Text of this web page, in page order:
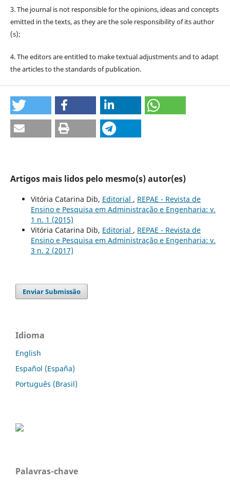
3. The journal is not responsible for the opinions, ideas and concepts
emitted in the texts, as they are the sole responsibility of its author
(s);
4. The editors are entitled to make textual adjustments and to adapt
the articles to the standards of publication.
Artigos mais lidos pelo mesmo(s) autor(es)
Vitória Catarina Dib, Editorial , REPAE - Revista de
Ensino e Pesquisa em Administração e Engenharia: v.
1 n. 1 (2015)
Vitória Catarina Dib, Editorial , REPAE - Revista de
Ensino e Pesquisa em Administração e Engenharia: v.
3 n. 2 (2017)
Enviar Submissão
Idioma
English
Español (España)
Português (Brasil)
Palavras-chave